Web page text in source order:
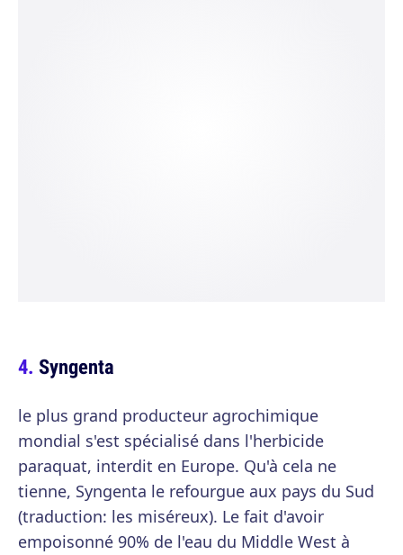
Syngenta
le plus grand producteur agrochimique
mondial s'est spécialisé dans l'herbicide
paraquat, interdit en Europe. Qu'à cela ne
tienne, Syngenta le refourgue aux pays du Sud
(traduction: les miséreux). Le fait d'avoir
empoisonné 90% de l'eau du Middle West à